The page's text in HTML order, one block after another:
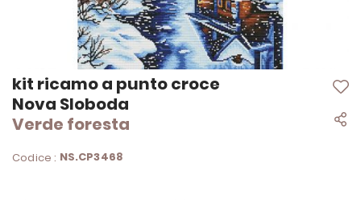
kit ricamo a punto croce
Nova Sloboda
Verde foresta
Codice : NS.CP3468
Vai
all'inizio
della
galleria
immagini